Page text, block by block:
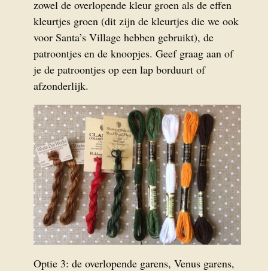
zowel de overlopende kleur groen als de effen
kleurtjes groen (dit zijn de kleurtjes die we ook
voor Santa’s Village hebben gebruikt), de
patroontjes en de knoopjes. Geef graag aan of
je de patroontjes op een lap borduurt of
afzonderlijk.
Optie 3: de overlopende garens, Venus garens,